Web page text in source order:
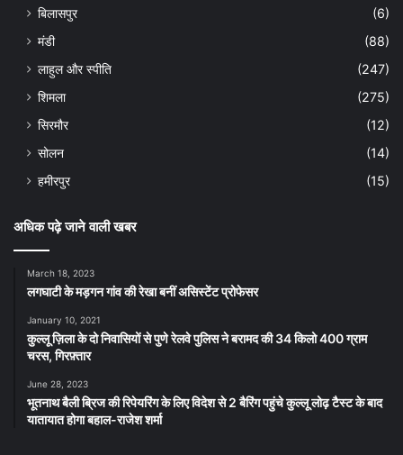
बिलासपुर
(6)
मंडी
(88)
लाहुल और स्पीति
(247)
शिमला
(275)
सिरमौर
(12)
सोलन
(14)
हमीरपुर
(15)
अधिक पढ़े जाने वाली खबर
March 18, 2023
लगघाटी के मड़गन गांव की रेखा बनीं असिस्टेंट प्रोफेसर
January 10, 2021
कुल्लू ज़िला के दो निवासियों से पुणे रेलवे पुलिस ने बरामद की 34 किलो 400 ग्राम
चरस, गिरफ़्तार
June 28, 2023
भूतनाथ बैली ब्रिज की रिपेयरिंग के लिए विदेश से 2 बैरिंग पहुंचे कुल्लू लोढ़ टैस्ट के बाद
यातायात होगा बहाल-राजेश शर्मा